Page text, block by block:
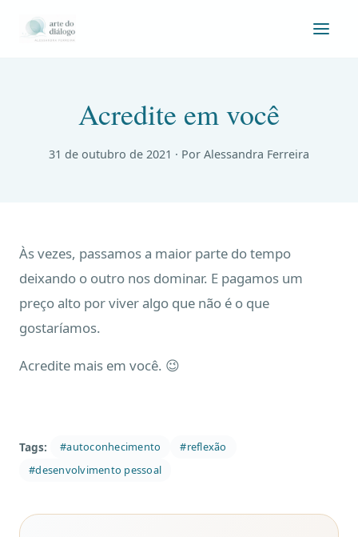
Acredite em você
31 de outubro de 2021 · Por Alessandra Ferreira
Às vezes, passamos a maior parte do tempo
deixando o outro nos dominar. E pagamos um
preço alto por viver algo que não é o que
gostaríamos.
Acredite mais em você. 😉
Tags: #autoconhecimento
#reflexão
#desenvolvimento pessoal